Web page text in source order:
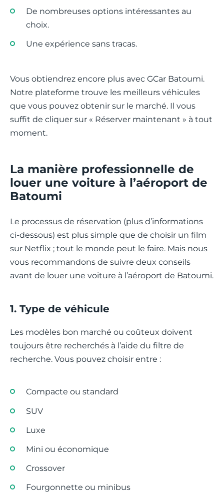
De nombreuses options intéressantes au
choix.
Une expérience sans tracas.
Vous obtiendrez encore plus avec GCar Batoumi.
Notre plateforme trouve les meilleurs véhicules
que vous pouvez obtenir sur le marché. Il vous
suffit de cliquer sur « Réserver maintenant » à tout
moment.
La manière professionnelle de
louer une voiture à l’aéroport de
Batoumi
Le processus de réservation (plus d’informations
ci-dessous) est plus simple que de choisir un film
sur Netflix ; tout le monde peut le faire. Mais nous
vous recommandons de suivre deux conseils
avant de louer une voiture à l’aéroport de Batoumi.
1. Type de véhicule
Les modèles bon marché ou coûteux doivent
toujours être recherchés à l’aide du filtre de
recherche. Vous pouvez choisir entre :
Compacte ou standard
SUV
Luxe
Mini ou économique
Crossover
Fourgonnette ou minibus